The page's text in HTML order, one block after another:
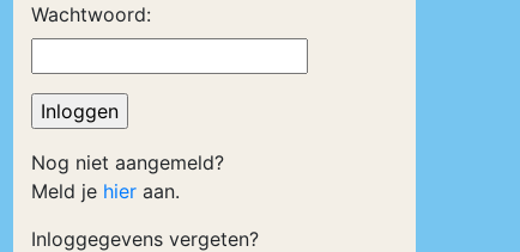
Wachtwoord:
Nog niet aangemeld?
Meld je hier aan.
Inloggegevens vergeten?